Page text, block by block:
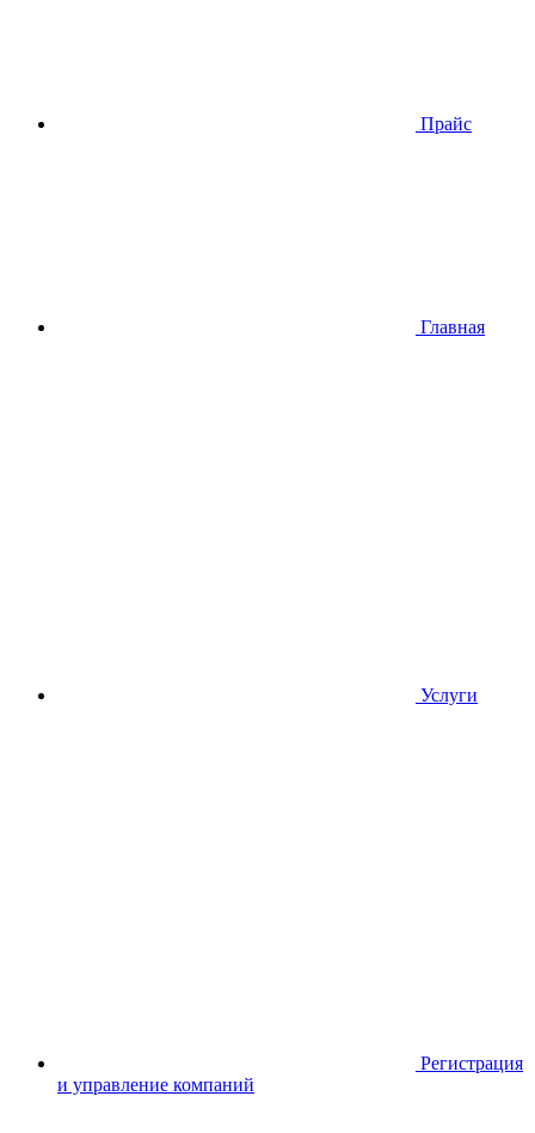
Прайс
Главная
Услуги
Регистрация
и управление компаний